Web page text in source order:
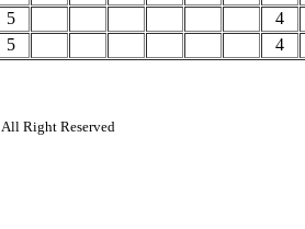
5
4
5 4
All Right Reserved